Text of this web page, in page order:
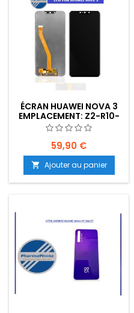
ÉCRAN HUAWEI NOVA 3
EMPLACEMENT: Z2-R10-
E07
59,90 €
 Ajouter au panier